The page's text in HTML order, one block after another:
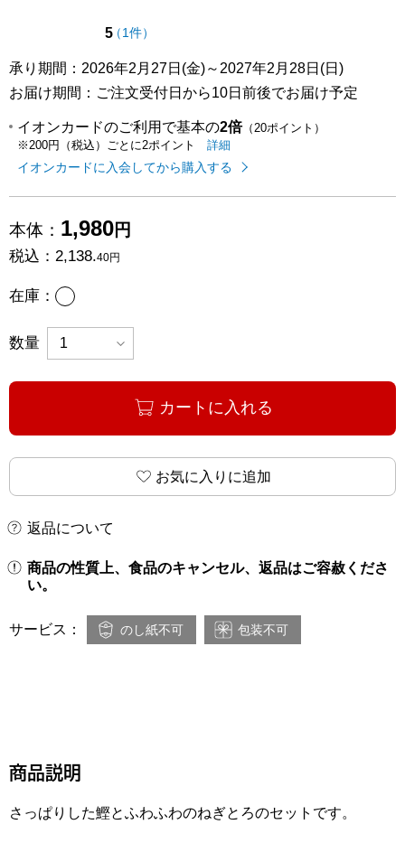
5点（5点満点中）
（1件の評価
）
承り期間：2026年2月27日(金)～2027年2月28日(日)
お届け期間：ご注文受付日から10日前後でお届け予定
イオンカードのご利用で基本の2倍（20ポイント）
※200円（税込）ごとに2ポイント
イオンカードのご利用でたまるポイ
詳細
イオンカードに入会してから購入する
本体： 1,980円
税込： 2,138.40円
在庫： あり
数量
カートに入れる
お気に入りに追加
返品について
商品の性質上、食品のキャンセル、返品はご容赦くださ
い。
サービス： のし紙不可 包装不可
商品説明
さっぱりした鰹とふわふわのねぎとろのセットです。